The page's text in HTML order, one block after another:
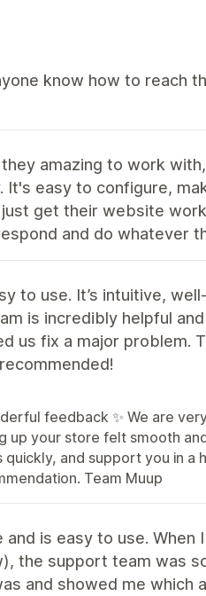
know how to reach
amazing to work
easy to configure,
get their website
and do whatever
to use. It’s intuitive,
is incredibly helpful
us fix a major problem.
feedback ✨ We are
up your store felt smooth
and support you in a
Team Muup
is easy to use.
the support team was
and showed me which